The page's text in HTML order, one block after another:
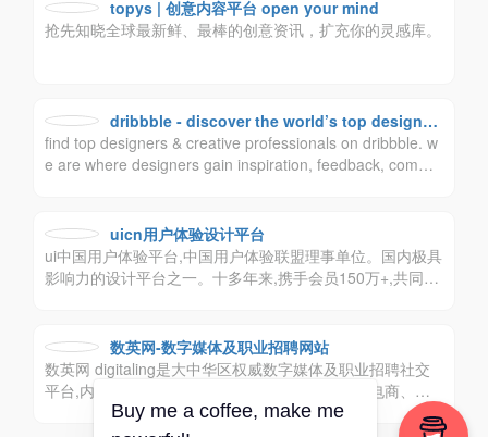
号召力。
topys | 创意内容平台 open your mind
抢先知晓全球最新鲜、最棒的创意资讯，扩充你的灵感库。
dribbble - discover the world’s top designer
s & creative professionals
find top designers & creative professionals on dribbble. w
e are where designers gain inspiration, feedback, commu
uicn用户体验设计平台
ui中国用户体验平台,中国用户体验联盟理事单位。国内极具
影响力的设计平台之一。十多年来,携手会员150万+,共同致
数英网-数字媒体及职业招聘网站
数英网 digitaling是大中华区权威数字媒体及职业招聘社交
平台,内容涵盖市场营销、广告传媒、创意设计、电商、移
动互联网等各数字相关领域.致力于整合数字业界信息,受益
Buy me a coffee, make me